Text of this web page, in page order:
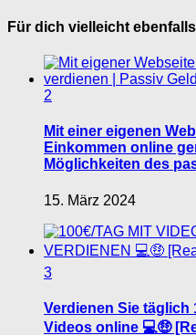
Für dich vielleicht
2
Mit einer eigenen
Einkommen online
Möglichkeiten des
15. März 2024
3
Verdienen Sie täglich
Videos online 💻🤑